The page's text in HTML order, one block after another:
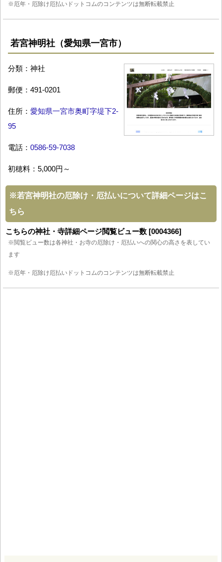
※厄年・厄除け厄払いドットコムのコンテンツは無断転載禁止
若宮神明社（愛知県一宮市）
分類：神社
郵便：491-0201
住所： 愛知県一宮市奥町字堤下2-
95
電話： 0586-59-7038
初穂料：5,000円～
※若宮神明社の厄除け・厄払いについて詳細ページはこ
ちら
こちらの神社・寺詳細ページ閲覧ビュー数 [0004366]
※閲覧ビュー数は各神社・お寺の厄除け・厄払いへの関心の高さを表してい
ます
※厄年・厄除け厄払いドットコムのコンテンツは無断転載禁止